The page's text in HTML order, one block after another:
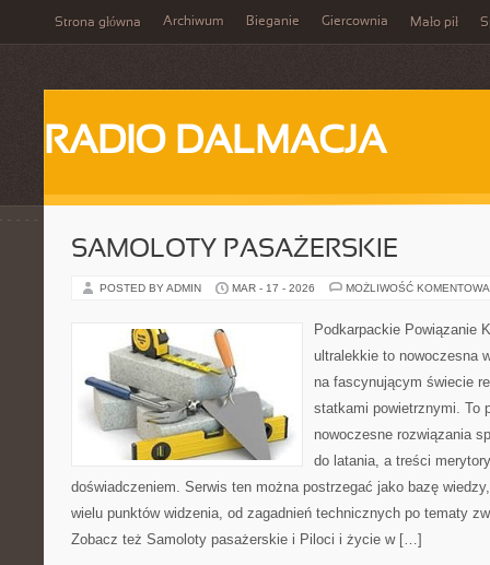
Strona główna Archiwum Bieganie Giercownia Mało pił
RADIO DALMACJA
SAMOLOTY PASAŻERSKIE
POSTED BY ADMIN MAR - 17 - 2026 MOŻLIWOŚĆ
Podkarpackie Powiązanie
ultralekkie to nowoczesna
na fascynującym świecie
statkami powietrznymi. To
nowoczesne rozwiązania
do latania, a treści
doświadczeniem. Serwis ten można postrzegać jako bazę
wielu punktów widzenia, od zagadnień technicznych po tematy
Zobacz też Samoloty pasażerskie i Piloci i życie w […]